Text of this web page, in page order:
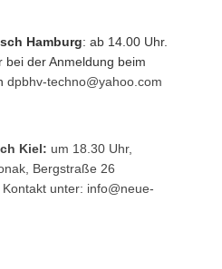
Hamburg: ab 14.00 Uhr.
bei der Anmeldung beim
dpbhv-techno@yahoo.com
Kiel: um 18.30 Uhr,
Bergstraße 26
, Kontakt unter: info@neue-